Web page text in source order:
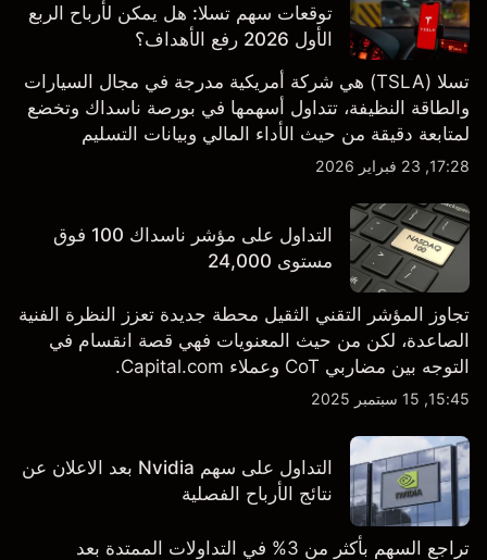
توقعات سهم تسلا: هل يمكن لأرباح الربع
الأول 2026 رفع الأهداف؟
تسلا (TSLA) هي شركة أمريكية مدرجة في مجال السيارات
والطاقة النظيفة، تتداول أسهمها في بورصة ناسداك وتخضع
لمتابعة دقيقة من حيث الأداء المالي وبيانات التسليم
والتطورات في التكنولوجيا والتصنيع. استكشف أهداف أسعار
17:28, 23 فبراير 2026
التداول على مؤشر ناسداك 100 فوق
مستوى 24,000
تجاوز المؤشر التقني الثقيل محطة جديدة تعزز النظرة الفنية
الصاعدة، لكن من حيث المعنويات فهي قصة انقسام في
التوجه بين مضاربي CoT وعملاء Capital.com.
15:45, 15 سبتمبر 2025
التداول على سهم Nvidia بعد الاعلان عن
نتائج الأرباح الفصلية
تراجع السهم بأكثر من 3% في التداولات الممتدة بعد